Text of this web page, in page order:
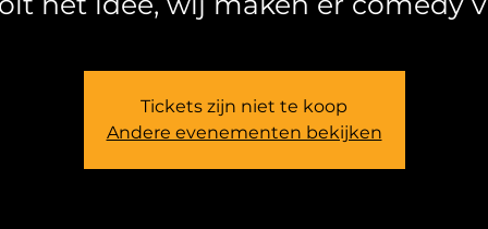
Tickets zijn niet te koop
Andere evenementen bekijken